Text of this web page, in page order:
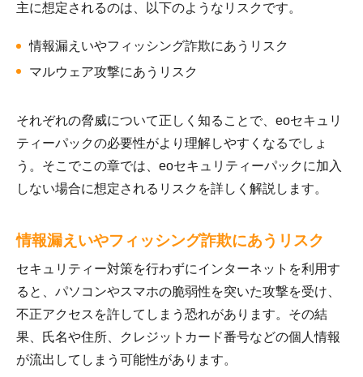
主に想定されるのは、以下のようなリスクです。
情報漏えいやフィッシング詐欺にあうリスク
マルウェア攻撃にあうリスク
それぞれの脅威について正しく知ることで、eoセキュリ
ティーパックの必要性がより理解しやすくなるでしょ
う。そこでこの章では、eoセキュリティーパックに加入
しない場合に想定されるリスクを詳しく解説します。
情報漏えいやフィッシング詐欺にあうリスク
セキュリティー対策を行わずにインターネットを利用す
ると、パソコンやスマホの脆弱性を突いた攻撃を受け、
不正アクセスを許してしまう恐れがあります。その結
果、氏名や住所、クレジットカード番号などの個人情報
が流出してしまう可能性があります。